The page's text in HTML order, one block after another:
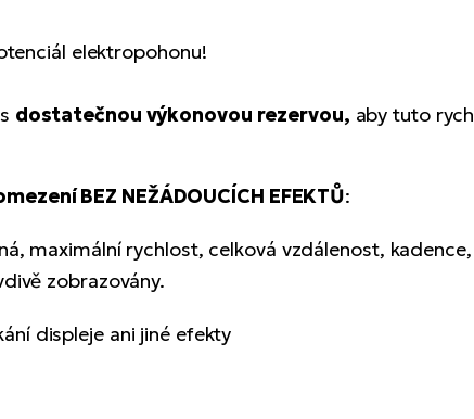
elektropohonu!
dostatečnou výkonovou rezervou, aby tuto
BEZ NEŽÁDOUCÍCH EFEKTŮ:
maximální rychlost, celková vzdálenost,
zobrazovány.
displeje ani jiné efekty